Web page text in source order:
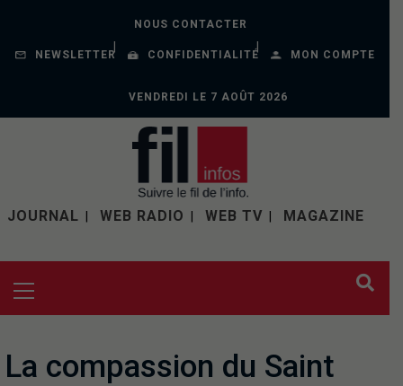
NOUS CONTACTER
NEWSLETTER CONFIDENTIALITÉ MON COMPTE
VENDREDI LE 7 AOÛT 2026
JOURNAL WEB RADIO WEB TV MAGAZINE
La compassion du Saint